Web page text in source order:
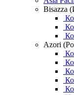
Bisazza
Azori